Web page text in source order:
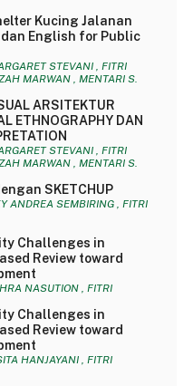
Kucing Jalanan
English for Public
STEVANI , FITRI
MARWAN , MENTARI S.
ARSITEKTUR
ETHNOGRAPHY DAN
STEVANI , FITRI
MARWAN , MENTARI S.
SKETCHUP
ANDREA SEMBIRING , FITRI
Challenges in
Review toward
NASUTION , FITRI
Challenges in
Review toward
HANJAYANI , FITRI